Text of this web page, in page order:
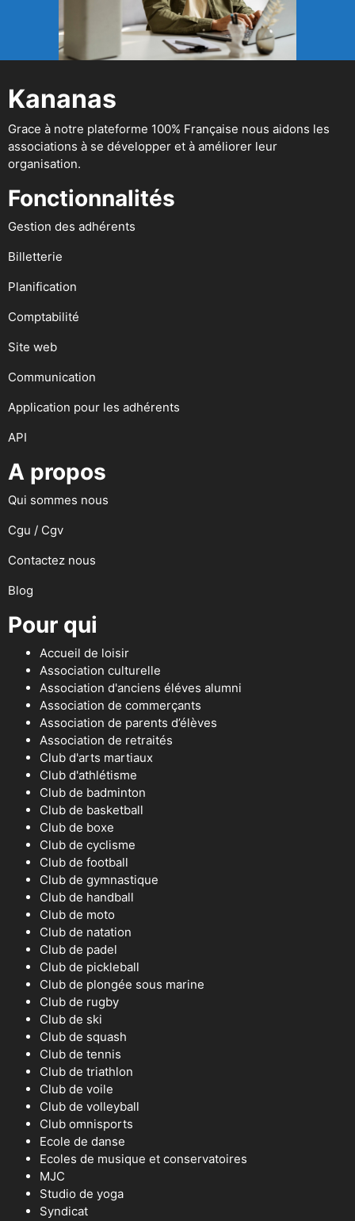
Kananas
Grace à notre plateforme 100% Française nous aidons les
associations à se développer et à améliorer leur
organisation.
Fonctionnalités
Gestion des adhérents
Billetterie
Planification
Comptabilité
Site web
Communication
Application pour les adhérents
API
A propos
Qui sommes nous
Cgu / Cgv
Contactez nous
Blog
Pour qui
Accueil de loisir
Association culturelle
Association d'anciens éléves alumni
Association de commerçants
Association de parents d’élèves
Association de retraités
Club d'arts martiaux
Club d'athlétisme
Club de badminton
Club de basketball
Club de boxe
Club de cyclisme
Club de football
Club de gymnastique
Club de handball
Club de moto
Club de natation
Club de padel
Club de pickleball
Club de plongée sous marine
Club de rugby
Club de ski
Club de squash
Club de tennis
Club de triathlon
Club de voile
Club de volleyball
Club omnisports
Ecole de danse
Ecoles de musique et conservatoires
MJC
Studio de yoga
Syndicat